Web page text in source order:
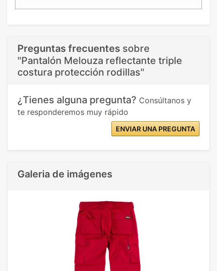
Preguntas frecuentes sobre
"Pantalón Melouza reflectante triple
costura protección rodillas"
¿Tienes alguna pregunta? Consúltanos y
te responderemos muy rápido
ENVIAR UNA PREGUNTA
Galeria de imágenes